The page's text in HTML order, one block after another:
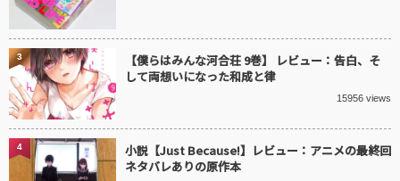
【僕らはみんな河合荘 9巻】 レビュー：告白、そ
して両想いになった和成と律
15956 views
3
小説【Just Because!】レビュー：アニメの最終回
ネタバレありの原作本
4